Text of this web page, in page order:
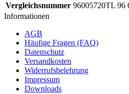
Vergleichsnummer 96005720TL 96
Informationen
AGB
Häufige Fragen (FAQ)
Datenschutz
Versandkosten
Widerrufsbelehrung
Impressum
Downloads